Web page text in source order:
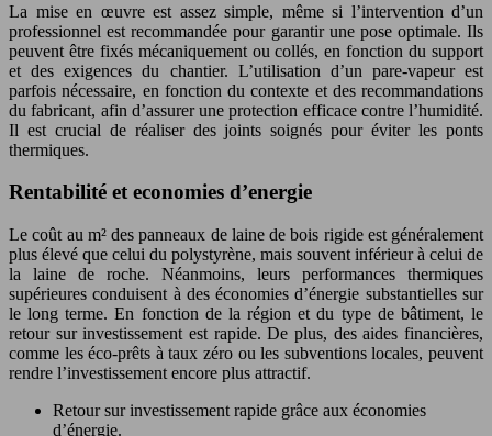
La mise en œuvre est assez simple, même si l’intervention d’un
professionnel est recommandée pour garantir une pose optimale. Ils
peuvent être fixés mécaniquement ou collés, en fonction du support
et des exigences du chantier. L’utilisation d’un pare-vapeur est
parfois nécessaire, en fonction du contexte et des recommandations
du fabricant, afin d’assurer une protection efficace contre l’humidité.
Il est crucial de réaliser des joints soignés pour éviter les ponts
thermiques.
Rentabilité et economies d’energie
Le coût au m² des panneaux de laine de bois rigide est généralement
plus élevé que celui du polystyrène, mais souvent inférieur à celui de
la laine de roche. Néanmoins, leurs performances thermiques
supérieures conduisent à des économies d’énergie substantielles sur
le long terme. En fonction de la région et du type de bâtiment, le
retour sur investissement est rapide. De plus, des aides financières,
comme les éco-prêts à taux zéro ou les subventions locales, peuvent
rendre l’investissement encore plus attractif.
Retour sur investissement rapide grâce aux économies
d’énergie.